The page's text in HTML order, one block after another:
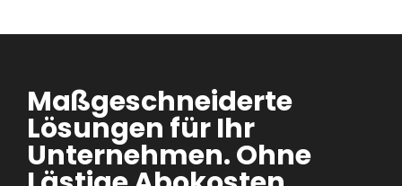
Maßgeschneiderte
Lösungen für Ihr
Unternehmen. Ohne